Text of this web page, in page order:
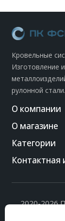
Кровельные
Изготовление
рулонной стали.
О компании
О магазине
Категории
2020-2026